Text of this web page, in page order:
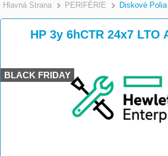
Hlavná Strana >
PERIFÉRIE Diskové Polia
HP 3y 6hCTR 24x7 LTO
BLACK FRIDAY